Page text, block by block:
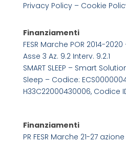
Privacy Policy – Cookie
Finanziamenti
FESR Marche POR 2014-
Asse 3 Az. 9.2 Interv. 9.2.1
SMART SLEEP – Smart
Sleep – Codice:
H33C22000430006, Codice
Finanziamenti
PR FESR Marche 21-27